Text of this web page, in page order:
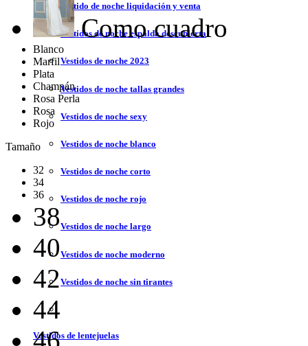
Vestido de noche liquidación y venta
Vestidos de noche espalda descubierta
Vestidos de noche 2023
Vestidos de noche tallas grandes
Vestidos de noche sexy
Vestidos de noche blanco
Vestidos de noche corto
Vestidos de noche rojo
Vestidos de noche largo
Vestidos de noche moderno
Vestidos de noche sin tirantes
Vestidos de lentejuelas
Como cuadro
Blanco
Marfil
Plata
Champán
Rosa Perla
Rosa
Rojo
Tamaño
32
34
36
38
40
42
44
46